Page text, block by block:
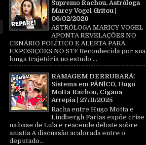
Supremo Rachou, Astróloga
Marcy Vogel Gritou |
06/02/2026
ASTRÓLOGA MARICY VOGEL
APONTA REVELAÇÕES NO
CENÁRIO POLÍTICO E ALERTA PARA
EXPOSIÇÕES NO STF Reconhecida por sua
longa trajetória no estudo ...
RAMAGEM DERRUBARÁ!
Sistema em PÂNlC0, Hugo
Motta Rachou, Cigana
Arrepia | 27/11/2025
Racha entre Hugo Motta e
Lindbergh Farias expõe crise
na base de Lula e reacende debate sobre
anistia A discussão acalorada entre o
deputado...